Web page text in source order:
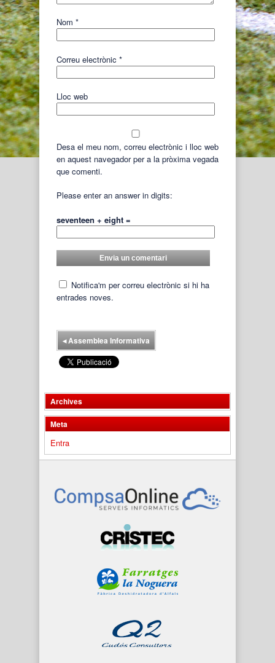
Nom *
Correu electrònic *
Lloc web
Desa el meu nom, correu electrònic i lloc web
en aquest navegador per a la pròxima vegada
que comenti.
Please enter an answer in digits:
seventeen + eight =
Notifica'm per correu electrònic si hi ha
entrades noves.
◂Assemblea Informativa
Archives
Meta
Entra